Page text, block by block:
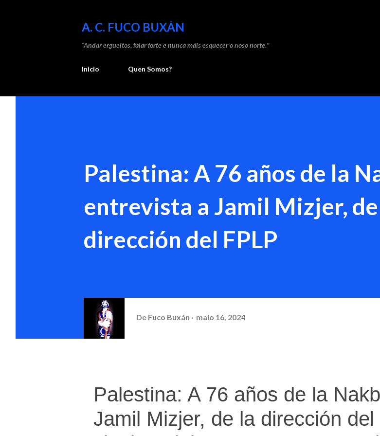
A. C. FUCO BUXÁN
“Andar ergueitos, falar forte e nunca máis esquecer o noso norte."
Inicio Quen Somos?
Palestina: A 76 años de la
entrevista a Jamil Mizjer,
dirección del FPLP
De Fuco Buxán maio 16, 2024
Palestina: A 76 años de la
Jamil Mizjer, de la dirección del